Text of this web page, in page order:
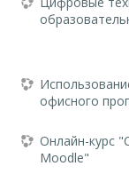
офисного
Онлайн-курс
Moodle"